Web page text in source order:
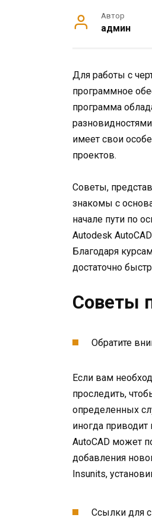
Автор
админ
Для работы с
программное
программа
имеет свои
проектов.
Советы,
знакомы с
начале пути по
Autodesk
Благодаря
достаточно
Советы
Обратите
Если вам
проследить,
определенных
иногда
AutoCAD может
добавления
Insunits,
Ссылки для